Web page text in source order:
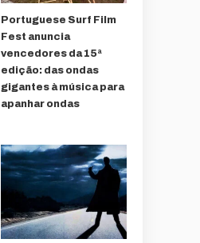
Portuguese Surf Film
Fest anuncia
vencedores da 15ª
edição: das ondas
gigantes à música para
apanhar ondas